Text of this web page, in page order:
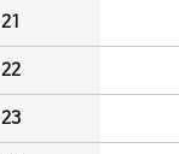
21
22
23